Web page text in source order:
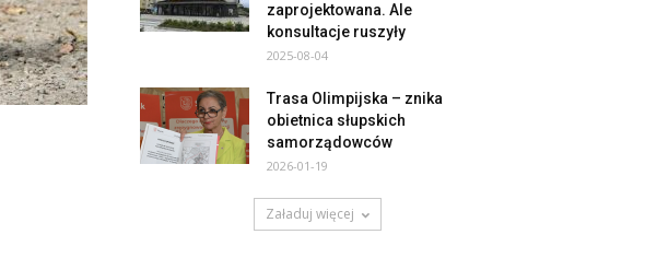
zaprojektowana. Ale
konsultacje ruszyły
2025-08-04
Trasa Olimpijska – znika
obietnica słupskich
samorządowców
2026-01-19
Załaduj więcej